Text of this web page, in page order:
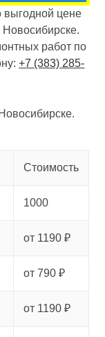
выгодной цене
работ по
+7 (383) 285-
Стоимость
1000
от 1190 ₽
от 790 ₽
от 1190 ₽